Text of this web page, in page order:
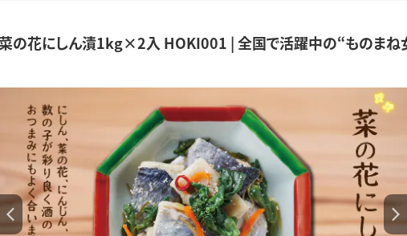
菜の花にしん漬1kg×2入 HOKI001 | 全国で活躍中の“ものまね